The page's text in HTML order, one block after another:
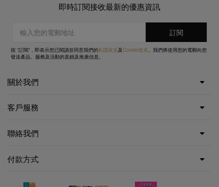
即時訂閱接收最新的優惠資訊
按 “訂閱”，即表示您已閱讀並同意我們的私隱政策及Cookie政策。我們將使用您的電郵向您
發送產品、服務及活動的直銷及推廣信息。
關於我們
客戶服務
聯絡我們
付款方式